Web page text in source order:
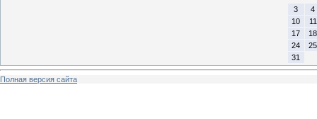
3
4
10
11
17
18
24
25
31
Полная версия сайта